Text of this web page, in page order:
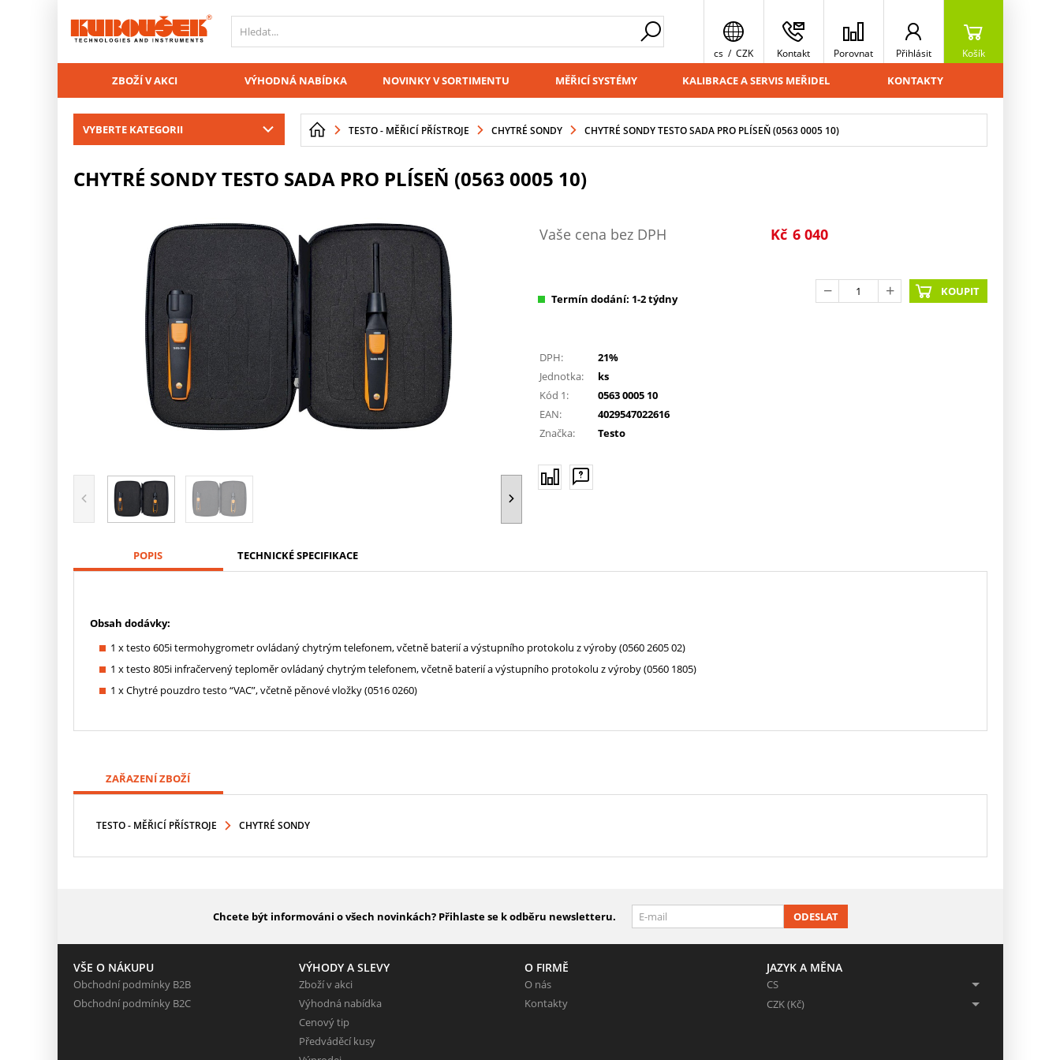
cs / CZK Kontakt Porovnat Přihlásit Košík
ZBOŽÍ V AKCI VÝHODNÁ NABÍDKA NOVINKY V SORTIMENTU MĚŘICÍ SYSTÉMY KALIBRACE A SERVIS MEŘIDEL KONTAKTY
VYBERTE KATEGORII TESTO - MĚŘICÍ PŘÍSTROJE CHYTRÉ SONDY CHYTRÉ SONDY TESTO SADA PRO PLÍSEŇ (0563 0005 10)
CHYTRÉ SONDY TESTO SADA PRO PLÍSEŇ (0563 0005 10)
Vaše cena bez DPH 6 040
Kč
Termín dodání: 1-2 týdny
KOUPIT
DPH:
21%
Jednotka:
ks
Kód 1:
0563 0005 10
EAN:
4029547022616
Značka:
Testo
POPIS TECHNICKÉ SPECIFIKACE
Obsah dodávky:
1 x testo 605i termohygrometr ovládaný chytrým telefonem, včetně baterií a výstupního protokolu z výroby (0560 2605 02)
1 x testo 805i infračervený teploměr ovládaný chytrým telefonem, včetně baterií a výstupního protokolu z výroby (0560 1805)
1 x Chytré pouzdro testo “VAC”, včetně pěnové vložky (0516 0260)
ZAŘAZENÍ ZBOŽÍ
TESTO - MĚŘICÍ PŘÍSTROJE CHYTRÉ SONDY
Chcete být informováni o všech novinkách? Přihlaste se k odběru newsletteru. ODESLAT
VŠE O NÁKUPU
Obchodní podmínky B2B
Obchodní podmínky B2C
VÝHODY A SLEVY
Zboží v akci
Výhodná nabídka
Cenový tip
Předváděcí kusy
O FIRMĚ
O nás
Kontakty
JAZYK A MĚNA
CS
CZK (Kč)